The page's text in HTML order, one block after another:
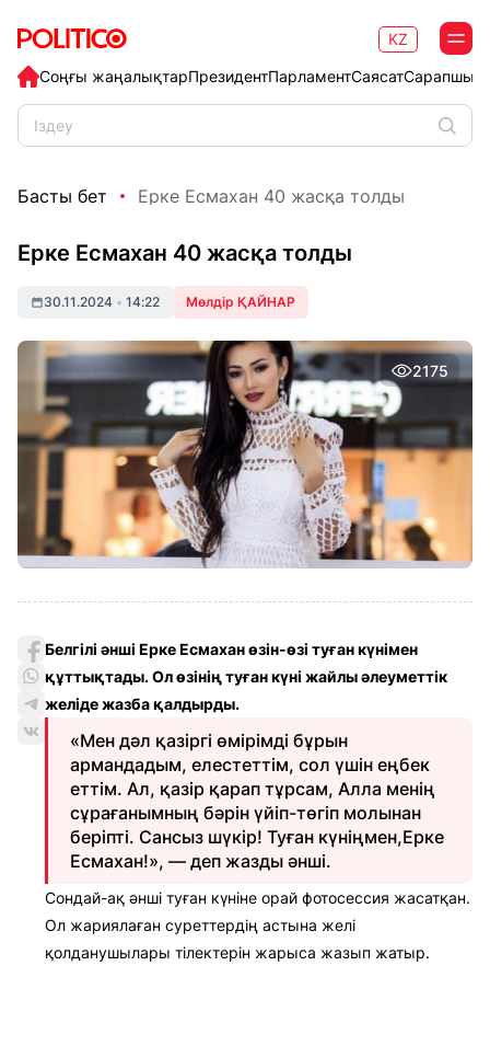
Соңғы жаңалықтарПрезидентПарламентСаясат
KZ
Басты бет Ерке Есмахан 40 жасқа толды
Ерке Есмахан 40 жасқа толды
30.11.2024 • 14:22 Мөлдір ҚАЙНАР
2175
Белгілі әнші Ерке Есмахан өзін-өзі туған күнімен
құттықтады. Ол өзінің туған күні жайлы әлеуметтік
желіде жазба қалдырды.
«Мен дәл қазіргі өмірімді бұрын
армандадым, елестеттім, сол үшін еңбек
еттім. Ал, қазір қарап тұрсам, Алла менің
сұрағанымның бәрін үйіп-төгіп молынан
беріпті. Сансыз шүкір! Туған күніңмен,Ерке
Есмахан!», — деп жазды әнші.
Сондай-ақ әнші туған күніне орай фотосессия жасатқан.
Ол жариялаған суреттердің астына желі
қолданушылары тілектерін жарыса жазып жатыр.